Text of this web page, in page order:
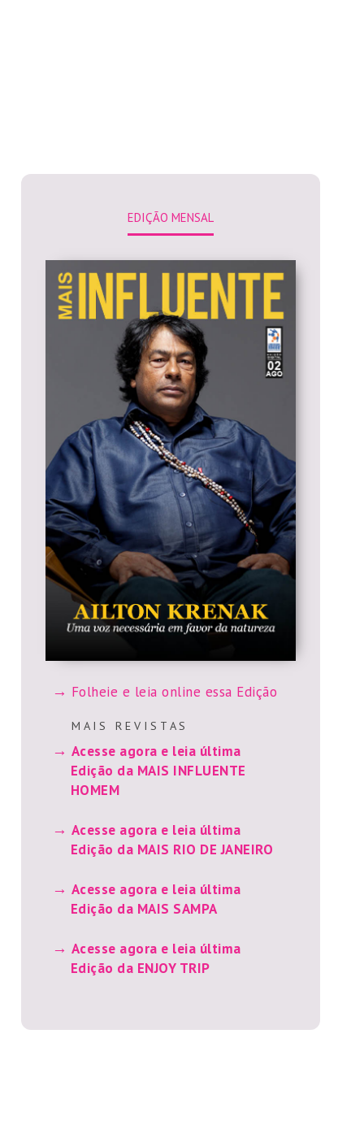
EDIÇÃO MENSAL
Folheie e leia online essa Edição
M A I S R E V I S T A S
Acesse agora e leia última
Edição da MAIS INFLUENTE
HOMEM
Acesse agora e leia última
Edição da MAIS RIO DE JANEIRO
Acesse agora e leia última
Edição da MAIS SAMPA
Acesse agora e leia última
Edição da ENJOY TRIP